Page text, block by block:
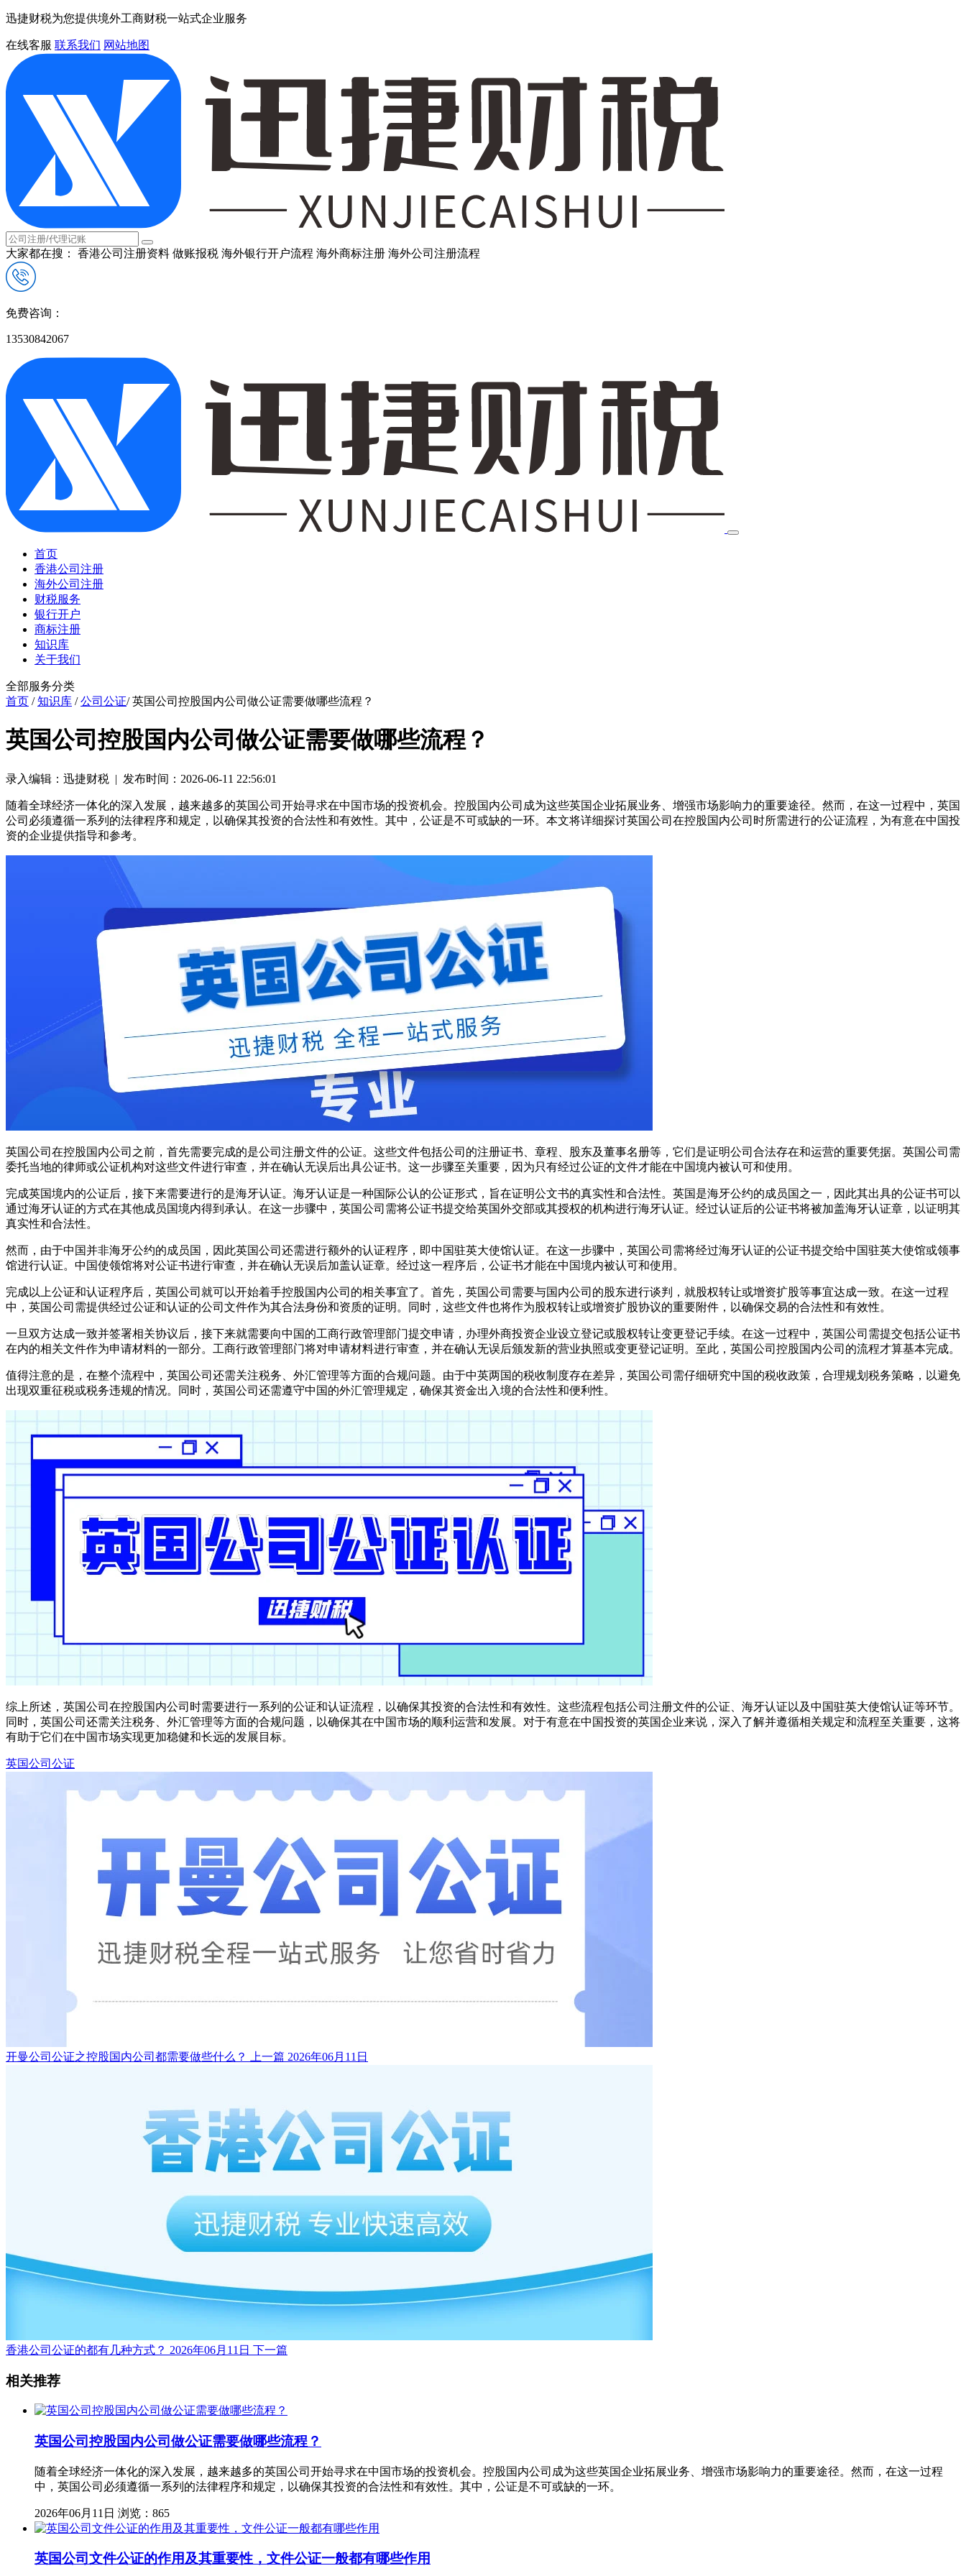
迅捷财税为您提供境外工商财税一站式企业服务
在线客服 联系我们 网站地图
大家都在搜： 香港公司注册资料 做账报税 海外银行开户流程 海外商标注册 海外公司注册流程
免费咨询：
13530842067
首页
香港公司注册
海外公司注册
财税服务
银行开户
商标注册
知识库
关于我们
全部服务分类
首页 /知识库 /公司公证/ 英国公司控股国内公司做公证需要做哪些流程？
英国公司控股国内公司做公证需要做哪些流程？
录入编辑：迅捷财税 | 发布时间：2026-06-11 22:56:01
随着全球经济一体化的深入发展，越来越多的英国公司开始寻求在中国市场的投资机会。控股国内公司成为这些英国企业拓展业务、增强市场影响力的重要途径。然而，在这一过程中，英国
公司必须遵循一系列的法律程序和规定，以确保其投资的合法性和有效性。其中，公证是不可或缺的一环。本文将详细探讨英国公司在控股国内公司时所需进行的公证流程，为有意在中国投
资的企业提供指导和参考。
英国公司在控股国内公司之前，首先需要完成的是公司注册文件的公证。这些文件包括公司的注册证书、章程、股东及董事名册等，它们是证明公司合法存在和运营的重要凭据。英国公司需
委托当地的律师或公证机构对这些文件进行审查，并在确认无误后出具公证书。这一步骤至关重要，因为只有经过公证的文件才能在中国境内被认可和使用。
完成英国境内的公证后，接下来需要进行的是海牙认证。海牙认证是一种国际公认的公证形式，旨在证明公文书的真实性和合法性。英国是海牙公约的成员国之一，因此其出具的公证书可以
通过海牙认证的方式在其他成员国境内得到承认。在这一步骤中，英国公司需将公证书提交给英国外交部或其授权的机构进行海牙认证。经过认证后的公证书将被加盖海牙认证章，以证明其
真实性和合法性。
然而，由于中国并非海牙公约的成员国，因此英国公司还需进行额外的认证程序，即中国驻英大使馆认证。在这一步骤中，英国公司需将经过海牙认证的公证书提交给中国驻英大使馆或领事
馆进行认证。中国使领馆将对公证书进行审查，并在确认无误后加盖认证章。经过这一程序后，公证书才能在中国境内被认可和使用。
完成以上公证和认证程序后，英国公司就可以开始着手控股国内公司的相关事宜了。首先，英国公司需要与国内公司的股东进行谈判，就股权转让或增资扩股等事宜达成一致。在这一过程
中，英国公司需提供经过公证和认证的公司文件作为其合法身份和资质的证明。同时，这些文件也将作为股权转让或增资扩股协议的重要附件，以确保交易的合法性和有效性。
一旦双方达成一致并签署相关协议后，接下来就需要向中国的工商行政管理部门提交申请，办理外商投资企业设立登记或股权转让变更登记手续。在这一过程中，英国公司需提交包括公证书
在内的相关文件作为申请材料的一部分。工商行政管理部门将对申请材料进行审查，并在确认无误后颁发新的营业执照或变更登记证明。至此，英国公司控股国内公司的流程才算基本完成。
值得注意的是，在整个流程中，英国公司还需关注税务、外汇管理等方面的合规问题。由于中英两国的税收制度存在差异，英国公司需仔细研究中国的税收政策，合理规划税务策略，以避免
出现双重征税或税务违规的情况。同时，英国公司还需遵守中国的外汇管理规定，确保其资金出入境的合法性和便利性。
综上所述，英国公司在控股国内公司时需要进行一系列的公证和认证流程，以确保其投资的合法性和有效性。这些流程包括公司注册文件的公证、海牙认证以及中国驻英大使馆认证等环节。
同时，英国公司还需关注税务、外汇管理等方面的合规问题，以确保其在中国市场的顺利运营和发展。对于有意在中国投资的英国企业来说，深入了解并遵循相关规定和流程至关重要，这将
有助于它们在中国市场实现更加稳健和长远的发展目标。
英国公司公证
开曼公司公证之控股国内公司都需要做些什么？ 上一篇 2026年06月11日
香港公司公证的都有几种方式？ 2026年06月11日 下一篇
相关推荐
英国公司控股国内公司做公证需要做哪些流程？
随着全球经济一体化的深入发展，越来越多的英国公司开始寻求在中国市场的投资机会。控股国内公司成为这些英国企业拓展业务、增强市场影响力的重要途径。然而，在这一过程
中，英国公司必须遵循一系列的法律程序和规定，以确保其投资的合法性和有效性。其中，公证是不可或缺的一环。
2026年06月11日 浏览：865
英国公司文件公证的作用及其重要性，文件公证一般都有哪些作用